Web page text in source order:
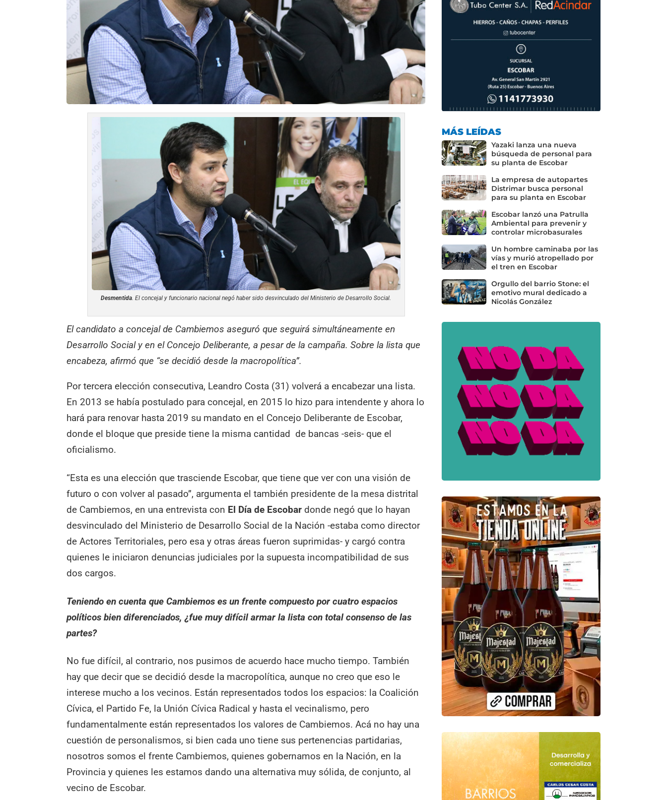
Desmentida. El concejal y funcionario nacional negó haber sido desvinculado del Ministerio de Desarrollo Social.
El candidato a concejal de Cambiemos aseguró que seguirá simultáneamente en
Desarrollo Social y en el Concejo Deliberante, a pesar de la campaña. Sobre la lista que
encabeza, afirmó que “se decidió desde la macropolítica”.
Por tercera elección consecutiva, Leandro Costa (31) volverá a encabezar una lista.
En 2013 se había postulado para concejal, en 2015 lo hizo para intendente y ahora lo
hará para renovar hasta 2019 su mandato en el Concejo Deliberante de Escobar,
donde el bloque que preside tiene la misma cantidad de bancas ­-seis- que el
oficialismo.
“Esta es una elección que trasciende Escobar, que tiene que ver con una visión de
futuro o con volver al pasado”, argumenta el también presidente de la mesa distrital
de Cambiemos, en una entrevista con El Día de Escobar donde negó que lo hayan
desvinculado del Ministerio de Desarrollo Social de la Nación -estaba como director
de Actores Territoriales, pero esa y otras áreas fueron suprimidas- y cargó contra
quienes le iniciaron denuncias judiciales por la supuesta incompatibilidad de sus
dos cargos.
Teniendo en cuenta que Cambiemos es un frente compuesto por cuatro espacios
políticos bien diferenciados, ¿fue muy difícil armar la lista con total consenso de las
partes?
No fue difícil, al contrario, nos pusimos de acuerdo hace mucho tiempo. También
hay que decir que se decidió desde la macropolítica, aunque no creo que eso le
interese mucho a los vecinos. Están representados todos los espacios: la Coalición
Cívica, el Partido Fe, la Unión Cívica Radical y hasta el vecinalismo, pero
fundamentalmente están representados los valores de Cambiemos. Acá no hay una
cuestión de personalismos, si bien cada uno tiene sus pertenencias partidarias,
nosotros somos el frente Cambiemos, quienes gobernamos en la Nación, en la
Provincia y quienes les estamos dando una alternativa muy sólida, de conjunto, al
vecino de Escobar.
MÁS LEÍDAS
Yazaki lanza una nueva
búsqueda de personal para
su planta de Escobar
La empresa de autopartes
Distrimar busca personal
para su planta en Escobar
Escobar lanzó una Patrulla
Ambiental para prevenir y
controlar microbasurales
Un hombre caminaba por las
vías y murió atropellado por
el tren en Escobar
Orgullo del barrio Stone: el
emotivo mural dedicado a
Nicolás González